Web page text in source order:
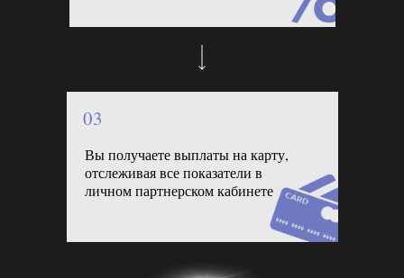
03
Вы получаете выплаты на карту,
отслеживая все показатели в
личном партнерском кабинете